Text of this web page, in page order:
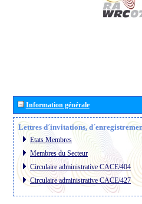
Information générale
Lettres d´invitations,
Etats Membres
Membres du Secteur
Circulaire administrative CACE/404
Circulaire administrative CACE/427